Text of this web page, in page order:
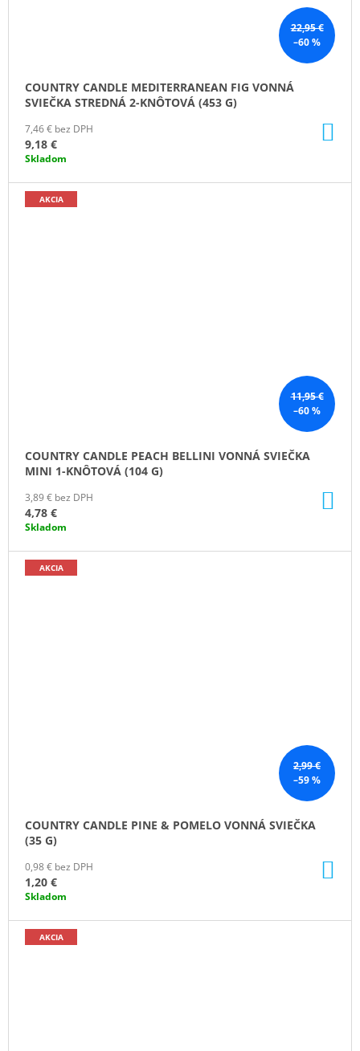
22,95 €
–60 %
COUNTRY CANDLE MEDITERRANEAN FIG VONNÁ
SVIEČKA STREDNÁ 2-KNÔTOVÁ (453 G)
7,46 € bez DPH
9,18 €
Skladom
11,95 €
–60 %
AKCIA
COUNTRY CANDLE PEACH BELLINI VONNÁ SVIEČKA
MINI 1-KNÔTOVÁ (104 G)
3,89 € bez DPH
4,78 €
Skladom
2,99 €
–59 %
AKCIA
COUNTRY CANDLE PINE & POMELO VONNÁ SVIEČKA
(35 G)
0,98 € bez DPH
1,20 €
Skladom
AKCIA